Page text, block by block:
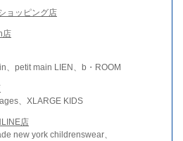
ョッピング店
店
、petit main LIEN、b・ROOM
、XLARGE KIDS
店
new york childrenswear、